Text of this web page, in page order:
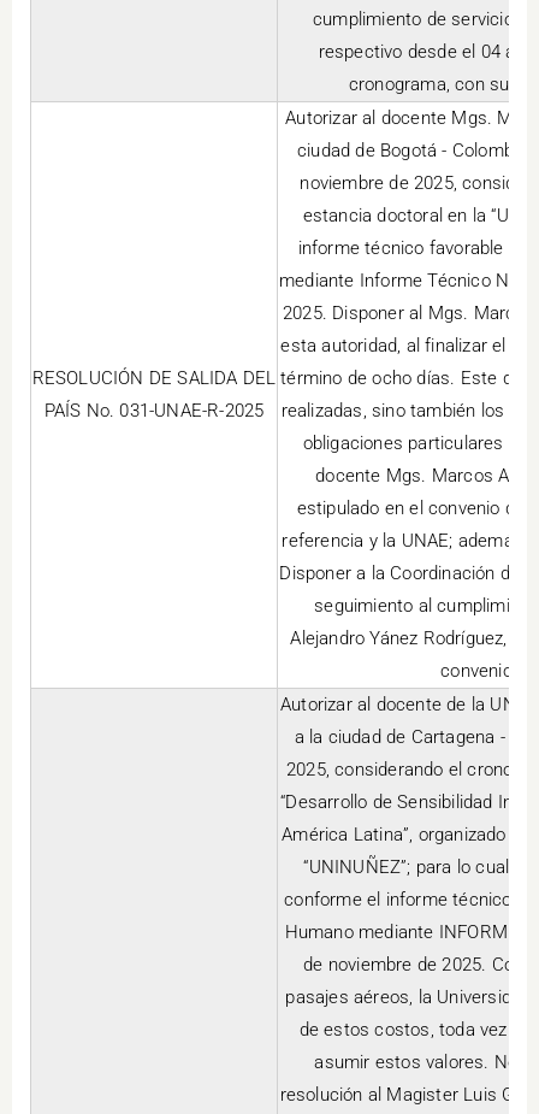
cumplimiento de servicios
respectivo desde el 04 al
cronograma, con
RESOLUCIÓN DE SALIDA DEL
PAÍS No. 031-UNAE-R-2025
Autorizar al docente Mgs.
ciudad de Bogotá -
noviembre de 2025,
estancia doctoral en la
informe técnico favorable
mediante Informe Técnico Nro.
2025. Disponer al Mgs.
esta autoridad, al finalizar el
término de ocho días. Este
realizadas, sino también los
obligaciones particulares
docente Mgs. Marcos
estipulado en el convenio de
referencia y la UNAE; además
Disponer a la Coordinación de
seguimiento al
Alejandro Yánez Rodríguez,
convenio
Autorizar al docente de la
a la ciudad de Cartagena -
2025, considerando el
“Desarrollo de Sensibilidad
América Latina”, organizado
“UNINUÑEZ”; para lo cual
conforme el informe técnico
Humano mediante INFORME
de noviembre de 2025. Con
pasajes aéreos, la
de estos costos, toda vez
asumir estos valores.
resolución al Magister Luis